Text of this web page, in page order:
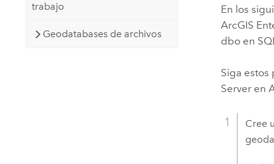
trabajo
Geodatabases de archivos
En los
ArcGIS
dbo en
Siga estos
Server en
Cree